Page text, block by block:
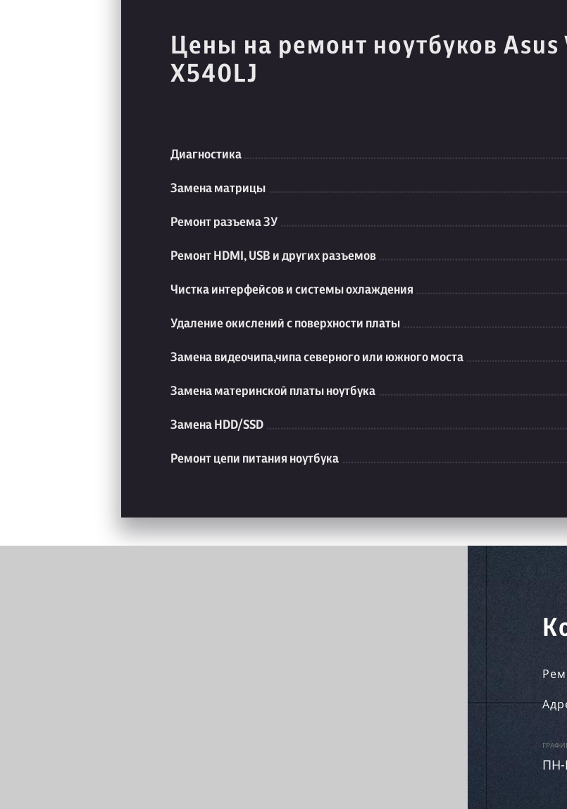
Цены на ремонт ноутбуков Asus
X540LJ
Диагностика
Замена матрицы
Ремонт разъема ЗУ
Ремонт HDMI, USB и других разъемов
Чистка интерфейсов и системы охлаждения
Удаление окислений с поверхности платы
Замена видеочипа,чипа северного или южного моста
Замена материнской платы ноутбука
Замена HDD/SSD
Ремонт цепи питания ноутбука
ПН-